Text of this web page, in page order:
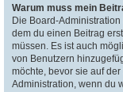
Warum muss mein
Die Board-
dem du einen Beitrag
müssen. Es ist auch
von Benutzern
möchte, bevor sie auf
Administration, wenn du